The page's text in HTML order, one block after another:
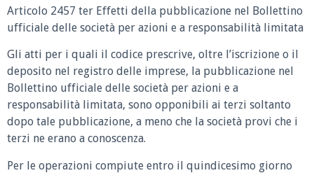
Articolo 2457 ter Effetti della pubblicazione nel Bollettino
ufficiale delle società per azioni e a responsabilità limitata
Gli atti per i quali il codice prescrive, oltre l’iscrizione o il
deposito nel registro delle imprese, la pubblicazione nel
Bollettino ufficiale delle società per azioni e a
responsabilità limitata, sono opponibili ai terzi soltanto
dopo tale pubblicazione, a meno che la società provi che i
terzi ne erano a conoscenza.
Per le operazioni compiute entro il quindicesimo giorno